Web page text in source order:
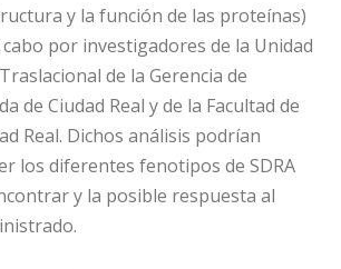
y la función de las proteínas)
por investigadores de la Unidad
de la Gerencia de
de Ciudad Real y de la Facultad de
Real. Dichos análisis podrían
los diferentes fenotipos de SDRA
y la posible respuesta al